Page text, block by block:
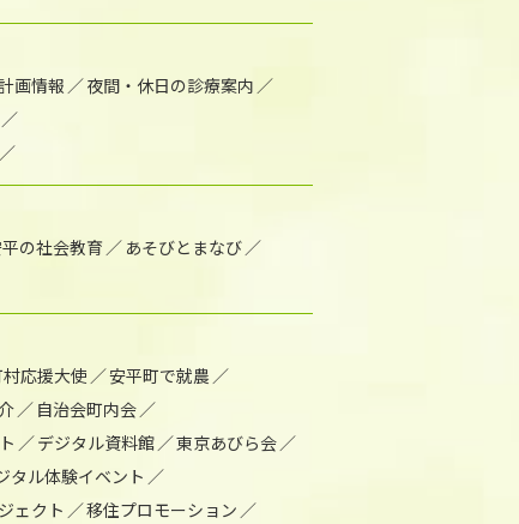
画情報
夜間・休日の診療案内
の社会教育
あそびとまなび
応援大使
安平町で就農
自治会町内会
デジタル資料館
東京あびら会
タル体験イベント
ェクト
移住プロモーション